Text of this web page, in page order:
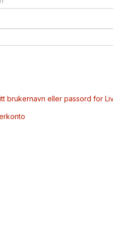
brukernavn eller passord for